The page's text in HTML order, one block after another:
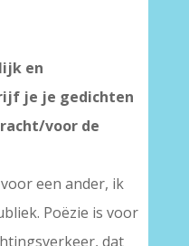
en
je je gedichten
voor de
een ander, ik
Poëzie is voor
dat